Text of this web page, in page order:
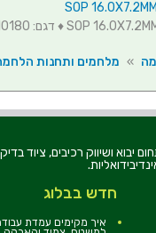
» מלחמים ותחנות
בשנת 1979, הינה מובילה ארצית בתחום
חדש בבלוג